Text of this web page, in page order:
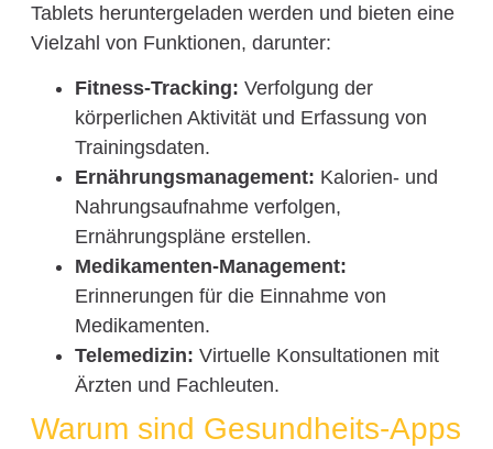
Tablets heruntergeladen werden und bieten eine
Vielzahl von Funktionen, darunter:
Fitness-Tracking: Verfolgung der
körperlichen Aktivität und Erfassung von
Trainingsdaten.
Ernährungsmanagement: Kalorien- und
Nahrungsaufnahme verfolgen,
Ernährungspläne erstellen.
Medikamenten-Management:
Erinnerungen für die Einnahme von
Medikamenten.
Telemedizin: Virtuelle Konsultationen mit
Ärzten und Fachleuten.
Warum sind Gesundheits-Apps